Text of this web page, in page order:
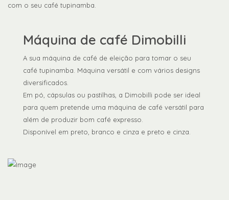
com o seu café tupinamba.
Máquina de café Dimobilli
A sua máquina de café de eleição para tomar o seu
café tupinamba. Máquina versátil e com vários designs
diversificados.
Em pó, cápsulas ou pastilhas, a Dimobilli pode ser ideal
para quem pretende uma máquina de café versátil para
além de produzir bom café expresso.
Disponível em preto, branco e cinza e preto e cinza.